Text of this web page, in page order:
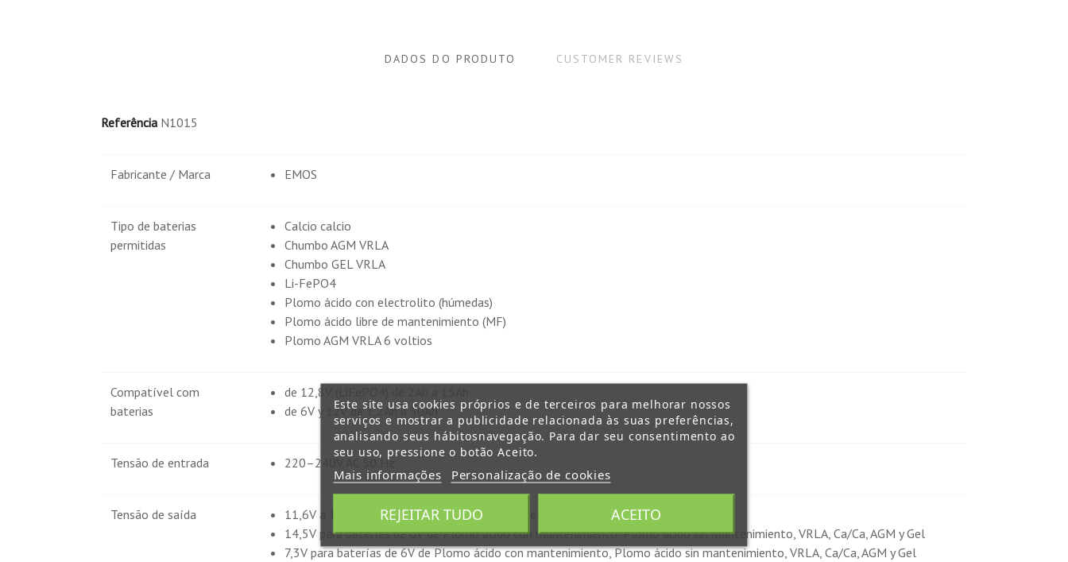
DADOS DO PRODUTO CUSTOMER REVIEWS
Referência N1015
Fabricante / Marca EMOS
Tipo de baterias
permitidas
Calcio calcio
Chumbo AGM VRLA
Chumbo GEL VRLA
Li-FePO4
Plomo ácido con electrolito (húmedas)
Plomo ácido libre de mantenimiento (MF)
Plomo AGM VRLA 6 voltios
Compatível com
baterias
de 12,8V (LiFePO4) de 2Ah a 15Ah
de 6V y 12V de 1,2Ah a 30Ah
Tensão de entrada 220–240V AC 50 Hz
Tensão de saída
11,6V a 14,5V para baterías de 12,8V litio LiFePO4
14,5V para baterías de 6V de Plomo ácido con mantenimiento, Plomo ácido sin mantenimiento, VRLA, Ca/Ca, AGM y Gel
7,3V para baterías de 6V de Plomo ácido con mantenimiento, Plomo ácido sin mantenimiento, VRLA, Ca/Ca, AGM y Gel
Este site usa cookies próprios e de terceiros para melhorar nossos
serviços e mostrar a publicidade relacionada às suas preferências,
analisando seus hábitosnavegação. Para dar seu consentimento ao
seu uso, pressione o botão Aceito.
Mais informações Personalização de cookies
REJEITAR TUDO ACEITO